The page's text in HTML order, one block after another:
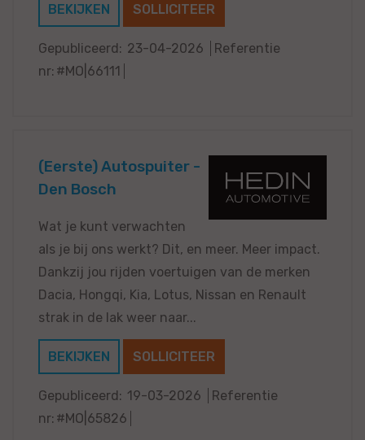
BEKIJKEN SOLLICITEER
Gepubliceerd: 23-04-2026
Referentie
nr: #MO|66111
(Eerste) Autospuiter -
Den Bosch
Wat je kunt verwachten
als je bij ons werkt? Dit, en meer. Meer impact.
Dankzij jou rijden voertuigen van de merken
Dacia, Hongqi, Kia, Lotus, Nissan en Renault
strak in de lak weer naar...
BEKIJKEN SOLLICITEER
Gepubliceerd: 19-03-2026
Referentie
nr: #MO|65826